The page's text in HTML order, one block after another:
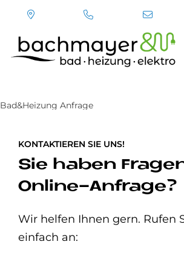
Bad&Heizung Anfrage
KONTAKTIEREN SIE UNS!
Sie haben
Online-Anfrage?
Wir helfen Ihnen gern. Rufen
einfach an: